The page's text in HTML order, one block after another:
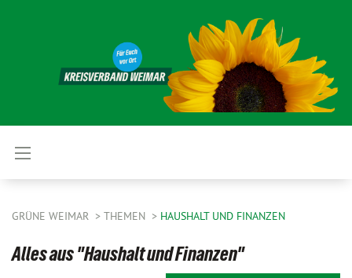
GRÜNE WEIMAR THEMEN HAUSHALT UND FINANZEN
Alles aus "Haushalt und Finanzen"